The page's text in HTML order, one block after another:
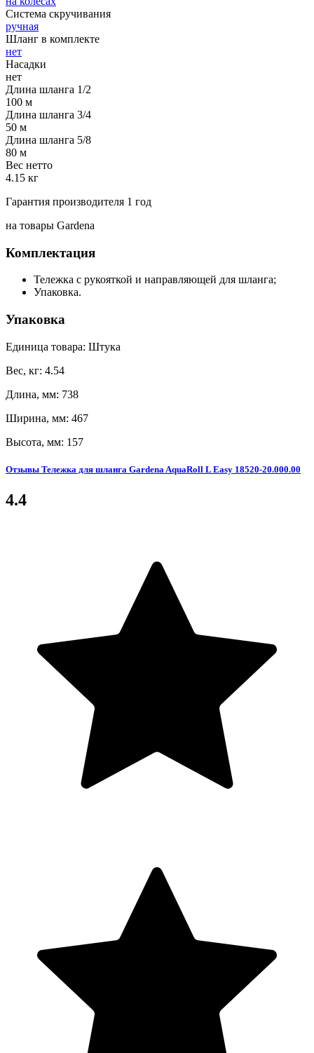
Система скручивания
ручная
Шланг в комплекте
нет
Насадки
нет
Длина шланга 1/2
100 м
Длина шланга 3/4
50 м
Длина шланга 5/8
80 м
Вес нетто
4.15 кг
Гарантия производителя 1 год
на товары Gardena
Комплектация
Тележка с рукояткой и направляющей для шланга;
Упаковка.
Упаковка
Единица товара: Штука
Вес, кг: 4.54
Длина, мм: 738
Ширина, мм: 467
Высота, мм: 157
Отзывы Тележка для шланга Gardena AquaRoll L Easy 18520-20.000.00
4.4